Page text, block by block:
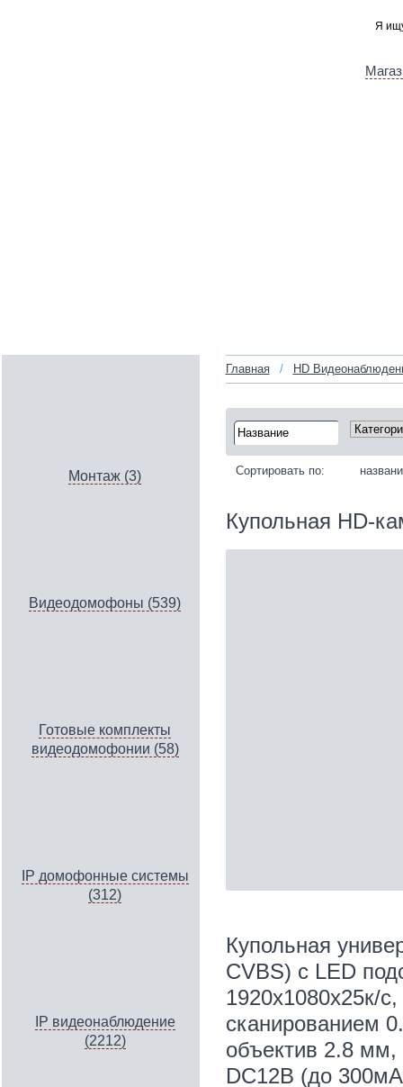
Монтаж (3)
Видеодомофоны (539)
Готовые комплекты
видеодомофонии (58)
IP домофонные системы
(312)
IP видеонаблюдение
(2212)
Главная / HD
Сортировать по:
Купольная HD-
Купольная
CVBS) с LED
1920х1080х25к/
сканированием
объектив 2.8 мм,
DC12В (до